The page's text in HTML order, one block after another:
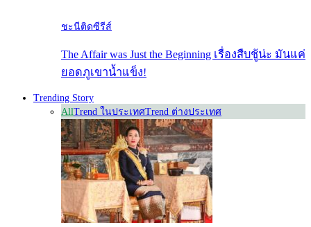
ชะนีติดซีรีส์
The Affair was Just the Beginning เรื่องสืบชู้น่ะ มันแค่
ยอดภูเขาน้ำแข็ง!
Trending Story
AllTrend ในประเทศTrend ต่างประเทศ